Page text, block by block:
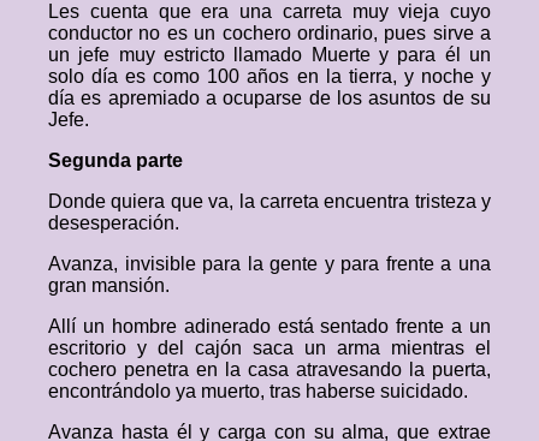
Les cuenta que era una carreta muy vieja cuyo
conductor no es un cochero ordinario, pues sirve a
un jefe muy estricto llamado Muerte y para él un
solo día es como 100 años en la tierra, y noche y
día es apremiado a ocuparse de los asuntos de su
Jefe.
Segunda parte
Donde quiera que va, la carreta encuentra tristeza y
desesperación.
Avanza, invisible para la gente y para frente a una
gran mansión.
Allí un hombre adinerado está sentado frente a un
escritorio y del cajón saca un arma mientras el
cochero penetra en la casa atravesando la puerta,
encontrándolo ya muerto, tras haberse suicidado.
Avanza hasta él y carga con su alma, que extrae